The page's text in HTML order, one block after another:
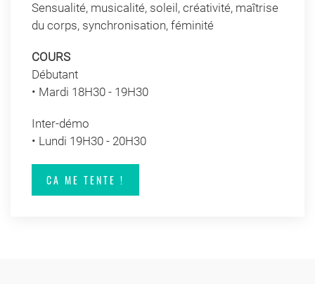
Sensualité, musicalité, soleil, créativité, maîtrise
du corps, synchronisation, féminité
COURS
Débutant
• Mardi 18H30 - 19H30
Inter-démo
• Lundi 19H30 - 20H30
CA ME TENTE !